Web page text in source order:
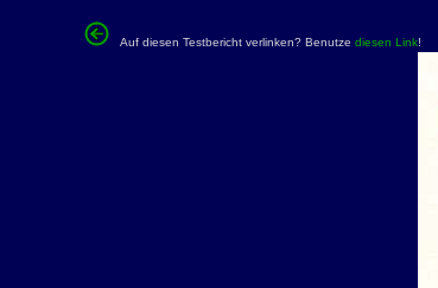
Auf diesen Testbericht verlinken? Benutze diesen Link!